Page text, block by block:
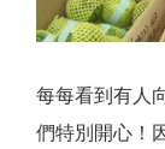
每每看到有人
們特別開心！